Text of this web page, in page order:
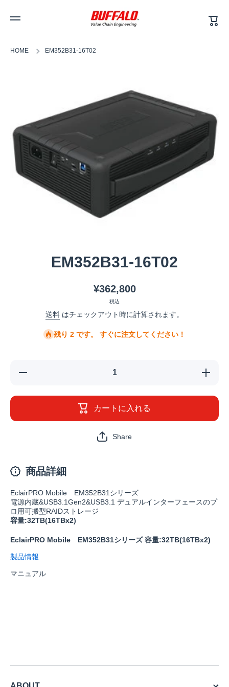
ー
ト
HOME EM352B31-16T02
EM352B31-16T02
¥362,800
税込
送料 はチェックアウト時に計算されます。
残り 2 です。 すぐに注文してください！
EM352B31-
16T02の
カートに入れる
Share
商品詳細
EclairPRO Mobile EM352B31シリーズ
電源内蔵&USB3.1Gen2&USB3.1 デュアルインターフェースのプ
ロ用可搬型RAIDストレージ
容量:32TB(16TBx2)
EclairPRO Mobile EM352B31シリーズ 容量:32TB(16TBx2)
製品情報
マニュアル